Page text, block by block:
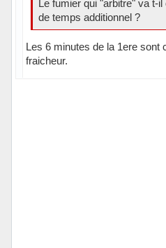
Le fumier qui "arbitre" va t-
de temps additionnel ?
Les 6 minutes de la 1ere sont
fraicheur.